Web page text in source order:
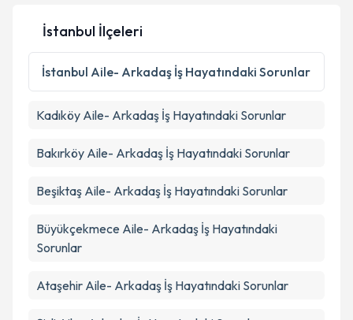
İstanbul İlçeleri
İstanbul Aile- Arkadaş İş Hayatındaki Sorunlar
Kadıköy Aile- Arkadaş İş Hayatındaki Sorunlar
Bakırköy Aile- Arkadaş İş Hayatındaki Sorunlar
Beşiktaş Aile- Arkadaş İş Hayatındaki Sorunlar
Büyükçekmece Aile- Arkadaş İş Hayatındaki
Sorunlar
Ataşehir Aile- Arkadaş İş Hayatındaki Sorunlar